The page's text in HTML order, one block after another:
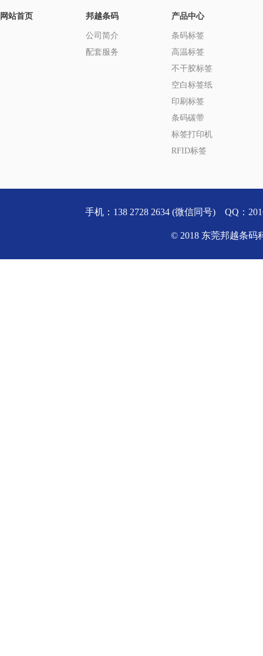
网站首页 邦越条码
公司简介
配套服务
产品中心
条码标签
高温标签
不干胶标签
空白标签纸
印刷标签
条码碳带
标签打印机
RFID标签
手机：138 2728 2634 (微信同号) QQ：
© 2018 东莞邦越条码